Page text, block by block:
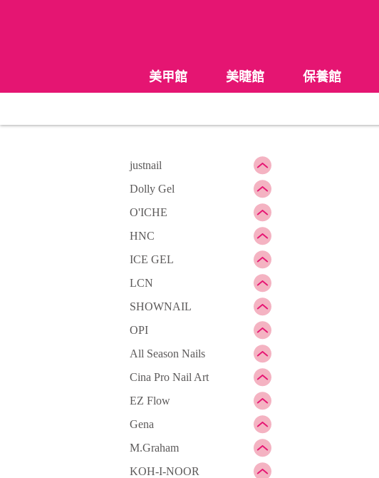
美甲館 美睫館 保養館
justnail
Dolly Gel
O'ICHE
HNC
ICE GEL
LCN
SHOWNAIL
OPI
All Season Nails
Cina Pro Nail Art
EZ Flow
Gena
M.Graham
KOH-I-NOOR